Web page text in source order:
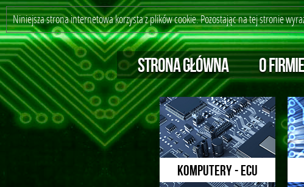
Niniejsza strona internetowa korzysta z plików cookie. Pozostając na tej stronie
STRONA GŁÓWNA O FIRMIE
KOMPUTERY - ECU